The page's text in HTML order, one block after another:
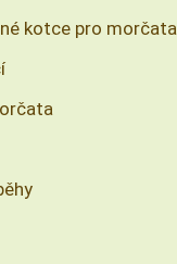
kotce pro morčata